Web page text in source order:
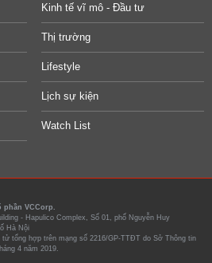
Kinh tế vĩ mô - Đầu tư
Thị trường
Lifestyle
Lịch sự kiện
Watch List
phần VCCorp.
- Hapulico Complex, Số 01, phố Nguyễn Huy
Hà Nội
tử tổng hợp trên mạng số 2216/GP-TTĐT do Sở Thông tin
4 năm 2019.